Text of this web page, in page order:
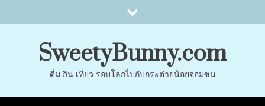
to
SweetyBunny.com
ดื่ม กิน เที่ยว รอบโลกไปกับกระต่ายน้อยจอมซน